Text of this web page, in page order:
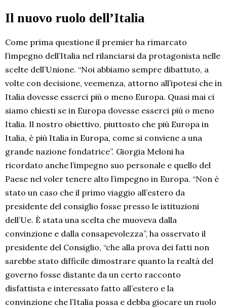
Il nuovo ruolo dell’Italia
Come prima questione il premier ha rimarcato
l’impegno dell’Italia nel rilanciarsi da protagonista nelle
scelte dell’Unione. “Noi abbiamo sempre dibattuto, a
volte con decisione, veemenza, attorno all’ipotesi che in
Italia dovesse esserci più o meno Europa. Quasi mai ci
siamo chiesti se in Europa dovesse esserci più o meno
Italia. Il nostro obiettivo, piuttosto che più Europa in
Italia, è più Italia in Europa, come si conviene a una
grande nazione fondatrice”. Giorgia Meloni ha
ricordato anche l’impegno suo personale e quello del
Paese nel voler tenere alto l’impegno in Europa. “Non è
stato un caso che il primo viaggio all’estero da
presidente del consiglio fosse presso le istituzioni
dell’Ue. È stata una scelta che muoveva dalla
convinzione e dalla consapevolezza”, ha osservato il
presidente del Consiglio, “che alla prova dei fatti non
sarebbe stato difficile dimostrare quanto la realtà del
governo fosse distante da un certo racconto
disfattista e interessato fatto all’estero e la
convinzione che l’Italia possa e debba giocare un ruolo